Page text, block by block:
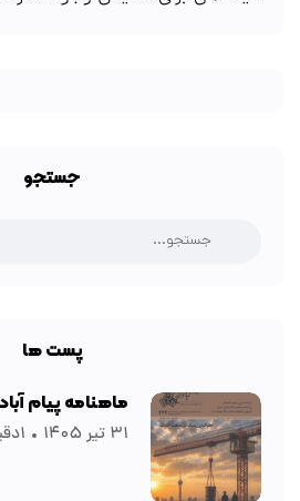
جستجو
پست ها
ماهنامه پیام
۳۱ تیر ۱۴۰۵ ۱دقیقه خواندن